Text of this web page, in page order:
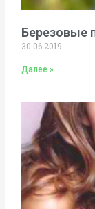
Березовые
30.06.2019
Далее »